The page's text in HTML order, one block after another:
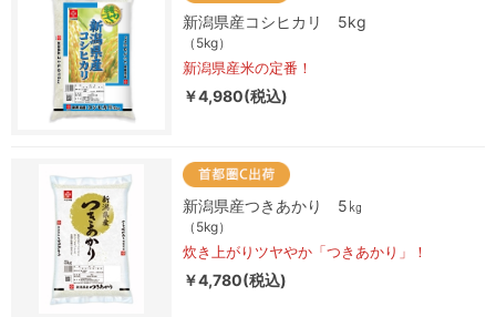
新潟県産コシヒカリ 5kg
（5kg）
新潟県産米の定番！
￥4,980(税込)
新潟県産つきあかり 5㎏
（5kg）
炊き上がりツヤやか「つきあかり」！
￥4,780(税込)